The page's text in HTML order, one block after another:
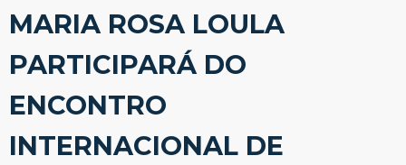
MARIA ROSA LOULA
PARTICIPARÁ DO
ENCONTRO
INTERNACIONAL DE